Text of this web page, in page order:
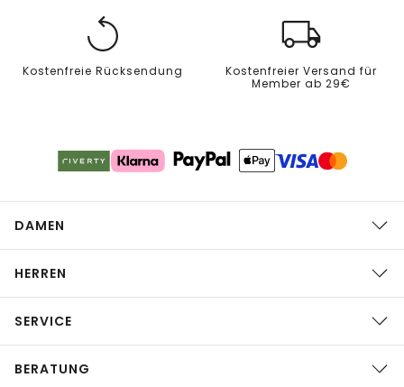
Kostenfreie Rücksendung
Kostenfreier Versand für
Member ab 29€
DAMEN
HERREN
SERVICE
BERATUNG